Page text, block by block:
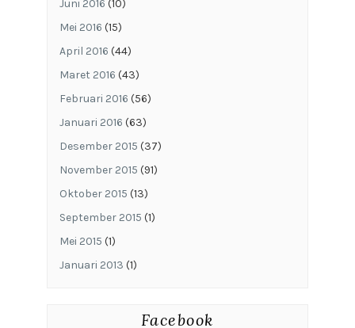
Juni 2016 (10)
Mei 2016 (15)
April 2016 (44)
Maret 2016 (43)
Februari 2016 (56)
Januari 2016 (63)
Desember 2015 (37)
November 2015 (91)
Oktober 2015 (13)
September 2015 (1)
Mei 2015 (1)
Januari 2013 (1)
Facebook